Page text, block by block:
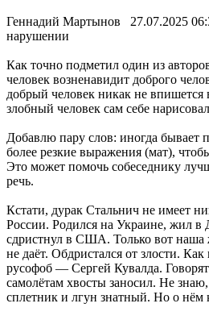
Геннадий Мартынов 27.07.2025
нарушении
Как точно подметил один из
человек возненавидит доброго
добрый человек никак не
злобный человек сам себе
Добавлю пару слов: иногда бывает
более резкие выражения (мат),
Это может помочь собеседнику
речь.
Кстати, дурак Стальнич не имеет
России. Родился на Украине, жил в
сдристнул в США. Только вот наша
не даёт. Обдристался от злости.
русофоб — Сергей Кувалда.
самолётам хвосты заносил. Не
сплетник и лгун знатный. Но о нём